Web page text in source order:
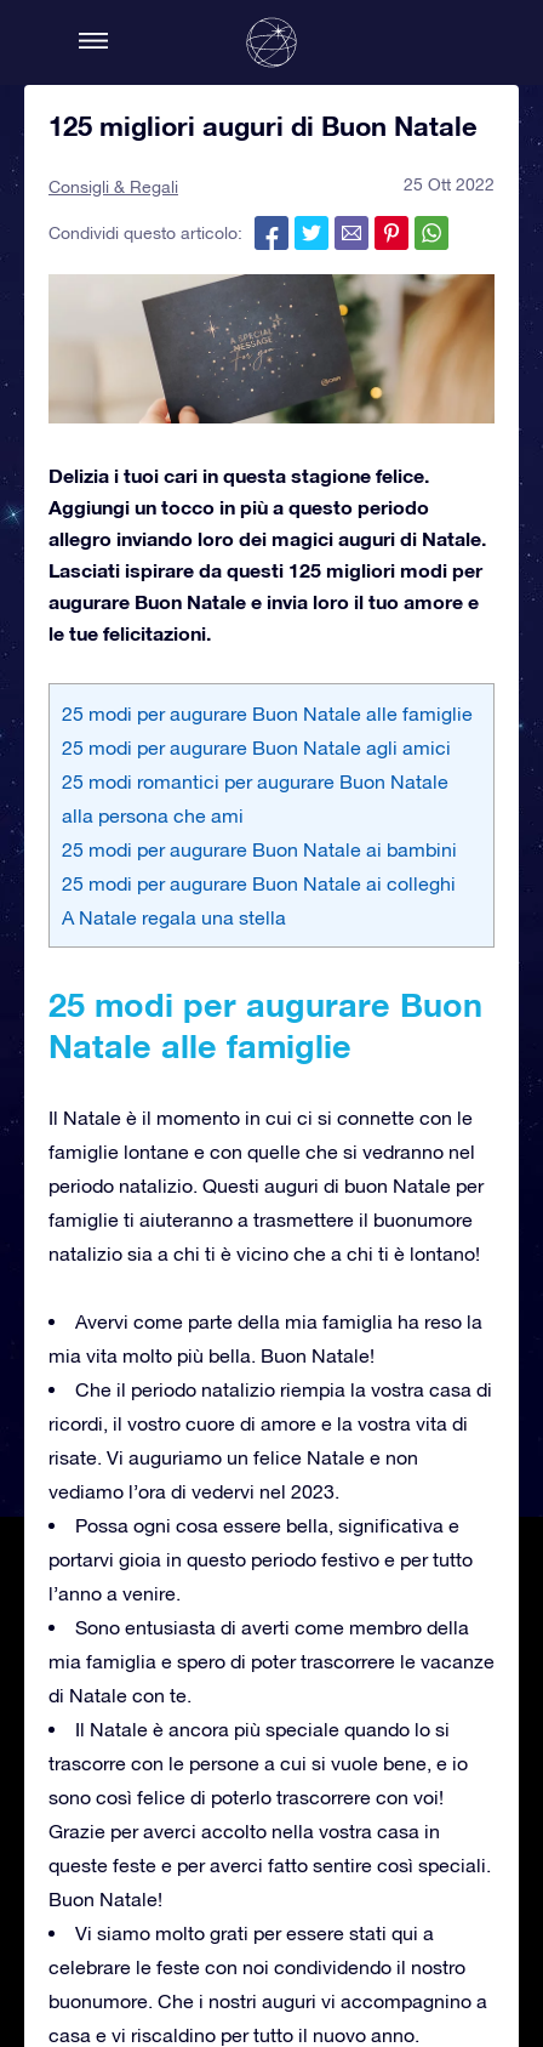
125 migliori auguri di Buon Natale
Consigli & Regali 25 Ott 2022
Condividi questo articolo:
Delizia i tuoi cari in questa stagione felice.
Aggiungi un tocco in più a questo periodo
allegro inviando loro dei magici auguri di Natale.
Lasciati ispirare da questi 125 migliori modi per
augurare Buon Natale e invia loro il tuo amore e
le tue felicitazioni.
25 modi per augurare Buon Natale alle famiglie
25 modi per augurare Buon Natale agli amici
25 modi romantici per augurare Buon Natale
alla persona che ami
25 modi per augurare Buon Natale ai bambini
25 modi per augurare Buon Natale ai colleghi
A Natale regala una stella
25 modi per augurare Buon
Natale alle famiglie
Il Natale è il momento in cui ci si connette con le
famiglie lontane e con quelle che si vedranno nel
periodo natalizio. Questi auguri di buon Natale per
famiglie ti aiuteranno a trasmettere il buonumore
natalizio sia a chi ti è vicino che a chi ti è lontano!
Avervi come parte della mia famiglia ha reso la
mia vita molto più bella. Buon Natale!
Che il periodo natalizio riempia la vostra casa di
ricordi, il vostro cuore di amore e la vostra vita di
risate. Vi auguriamo un felice Natale e non
vediamo l’ora di vedervi nel 2023.
Possa ogni cosa essere bella, significativa e
portarvi gioia in questo periodo festivo e per tutto
l’anno a venire.
Sono entusiasta di averti come membro della
mia famiglia e spero di poter trascorrere le vacanze
di Natale con te.
Il Natale è ancora più speciale quando lo si
trascorre con le persone a cui si vuole bene, e io
sono così felice di poterlo trascorrere con voi!
Grazie per averci accolto nella vostra casa in
queste feste e per averci fatto sentire così speciali.
Buon Natale!
Vi siamo molto grati per essere stati qui a
celebrare le feste con noi condividendo il nostro
buonumore. Che i nostri auguri vi accompagnino a
casa e vi riscaldino per tutto il nuovo anno.